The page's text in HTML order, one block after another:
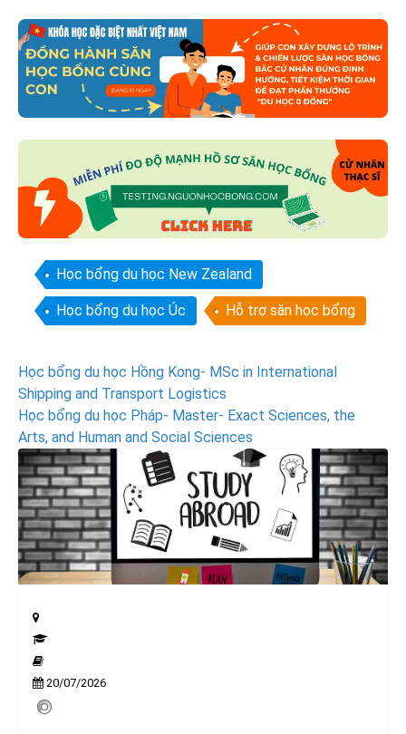
Học bổng du học New Zealand
Học bổng du học Úc Hỗ trợ săn học bổng
Post
navigation
Học bổng du học Hồng Kong- MSc in International
Shipping and Transport Logistics
Học bổng du học Pháp- Master- Exact Sciences, the
Arts, and Human and Social Sciences
20/07/2026